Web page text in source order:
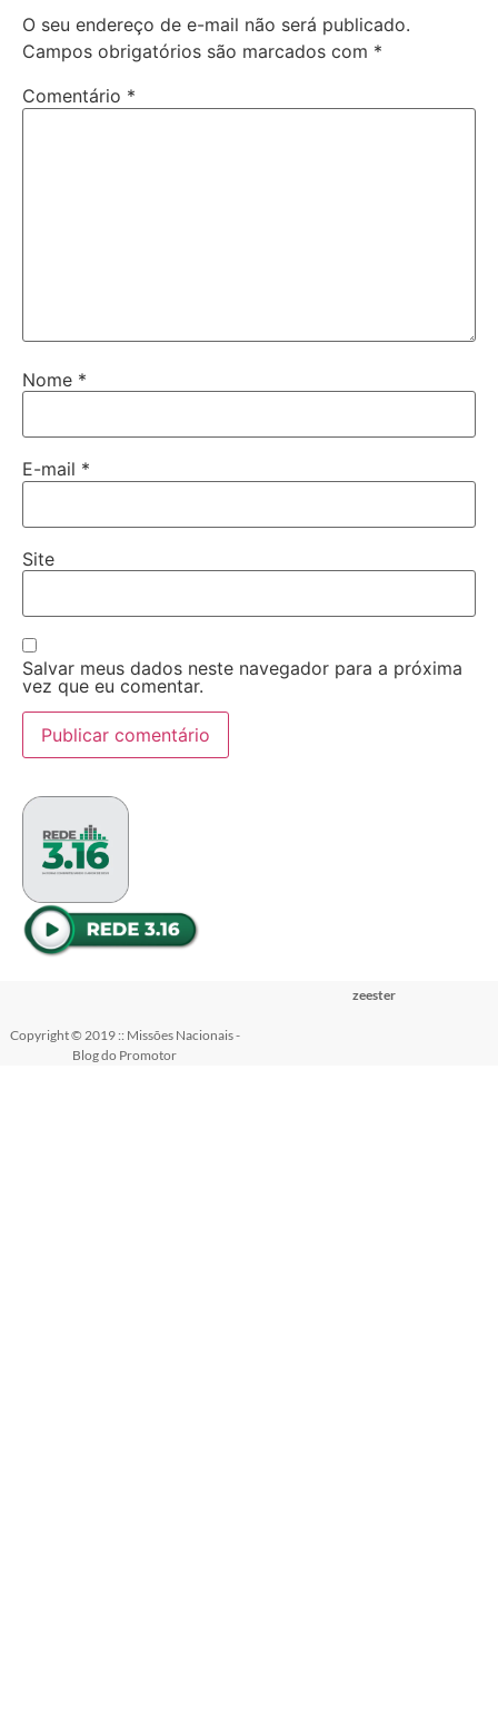
O seu endereço de e-mail não será publicado.
Campos obrigatórios são marcados com *
Comentário *
Nome *
E-mail *
Site
Salvar meus dados neste navegador para a próxima
vez que eu comentar.
Copyright © 2019 :: Missões Nacionais -
Blog do Promotor
zeester